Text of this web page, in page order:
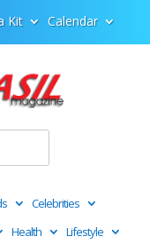
Kit Calendar
Celebrities
Health
Lifestyle